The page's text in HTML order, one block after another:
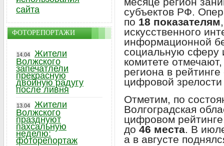
субъектов РФ.
по 18 показателям
искусственного
информационной
социальную сферу
комитете
региона в
цифровой зрелости
Отметим, по
Волгоградская
цифровом
до 46 места. В
а в августе
сайта
ФОТОРЕПОРТАЖИ
14.04
Жители
Волжского
запечатлели
прекрасную
двойную радугу
после ливня
13.04
Жители
Волжского
празднуют
пахсальную
неделю:
фоторепортаж